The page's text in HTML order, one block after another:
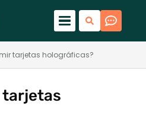
tarjetas holográficas?
tarjetas